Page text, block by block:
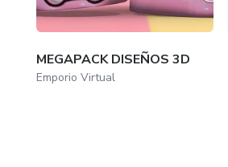
MEGAPACK DISEÑOS 3D
Emporio Virtual